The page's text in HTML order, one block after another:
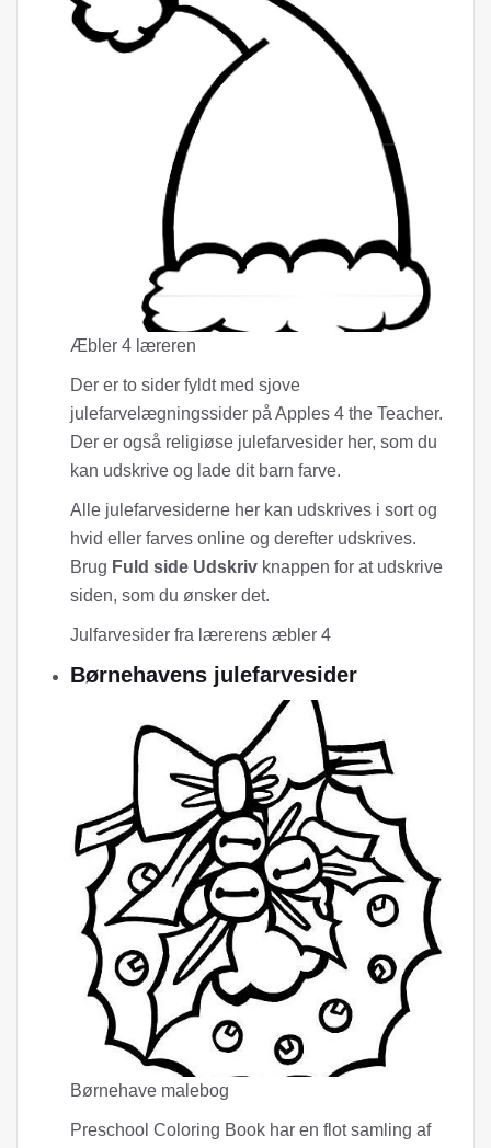
Æbler 4 læreren
Der er to sider fyldt med sjove
julefarvelægningssider på Apples 4 the Teacher.
Der er også religiøse julefarvesider her, som du
kan udskrive og lade dit barn farve.
Alle julefarvesiderne her kan udskrives i sort og
hvid eller farves online og derefter udskrives.
Brug Fuld side Udskriv knappen for at udskrive
siden, som du ønsker det.
Julfarvesider fra lærerens æbler 4
Børnehavens julefarvesider
Børnehave malebog
Preschool Coloring Book har en flot samling af